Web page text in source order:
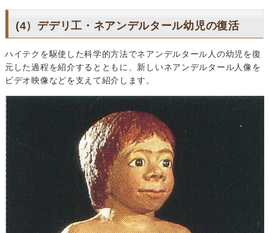
(4）デデリ工・ネアンデルタール幼児の復活
ハイテクを駆使した科学的方法でネアンデルタール人の幼児を復
元した過程を紹介するとともに、新しいネアンデルタール人像を
ビデオ映像などを支えて紹介します。